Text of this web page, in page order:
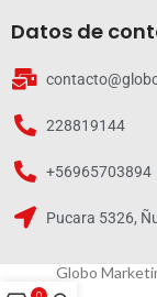
Datos de
228819144
+56965703894
Pucara 5326,
Globo